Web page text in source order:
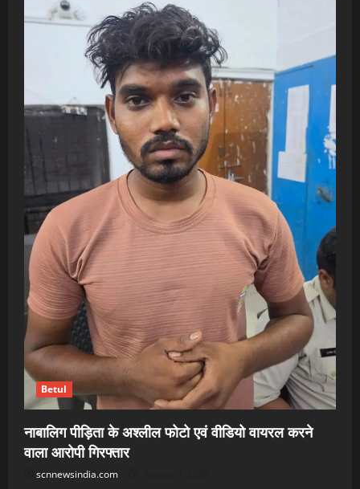
Betul
नाबालिग पीड़िता के अश्लील फोटो एवं वीडियो वायरल करने
वाला आरोपी गिरफ्तार
scnnewsindia.com